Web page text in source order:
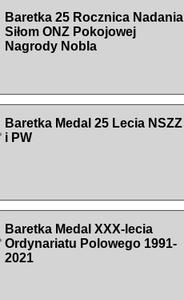
Baretka 25 Rocznica Nadania
Siłom ONZ Pokojowej
Nagrody Nobla
Baretka Medal 25 Lecia NSZZ
i PW
Baretka Medal XXX-lecia
Ordynariatu Polowego 1991-
2021